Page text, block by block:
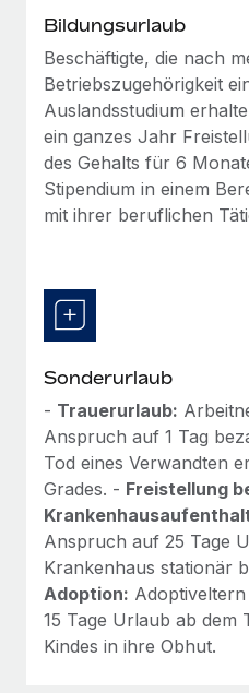
Bildungsurlaub
Beschäftigte, die nach
Betriebszugehörigkeit
Auslandsstudium
ein ganzes Jahr
des Gehalts für 6
Stipendium in einem
mit ihrer beruflichen
Sonderurlaub
- Trauerurlaub:
Anspruch auf 1 Tag
Tod eines Verwandten
Grades. - Freistellung
Anspruch auf 25 Tage
Krankenhaus stationär
Adoption:
15 Tage Urlaub ab dem
Kindes in ihre Obhut.